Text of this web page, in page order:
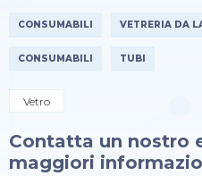
CONSUMABILI VETRERIA DA
CONSUMABILI TUBI
Vetro
Contatta un nostro
maggiori